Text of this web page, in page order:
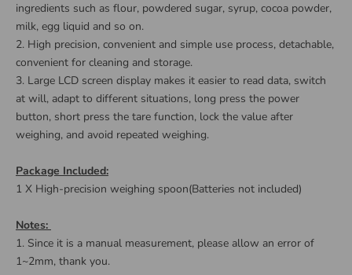
ingredients such as flour, powdered sugar, syrup, cocoa powder,
milk, egg liquid and so on.
2. High precision, convenient and simple use process, detachable,
convenient for cleaning and storage.
3. Large LCD screen display makes it easier to read data, switch
at will, adapt to different situations, long press the power
button, short press the tare function, lock the value after
weighing, and avoid repeated weighing.
Package Included:
1 X High-precision weighing spoon(Batteries not included)
Notes:
1. Since it is a manual measurement, please allow an error of
1~2mm, thank you.